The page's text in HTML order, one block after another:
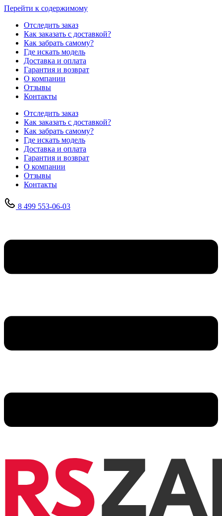
Перейти к содержимому
Отследить заказ
Как заказать с доставкой?
Как забрать самому?
Где искать модель
Доставка и оплата
Гарантия и возврат
О компании
Отзывы
Контакты
Отследить заказ
Как заказать с доставкой?
Как забрать самому?
Где искать модель
Доставка и оплата
Гарантия и возврат
О компании
Отзывы
Контакты
8 499 553-06-03